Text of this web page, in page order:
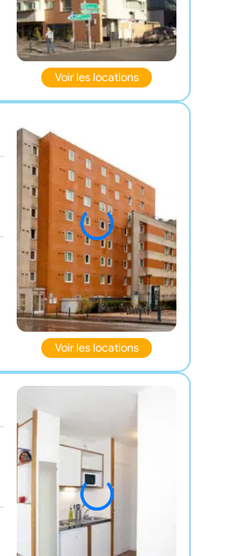
Voir les locations
Voir les locations